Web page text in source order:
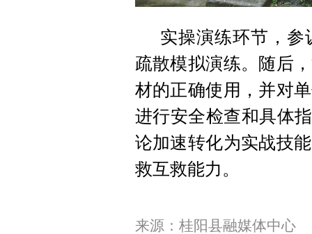
实操演练环节，
疏散模拟演练。随后
材的正确使用，并对
进行安全检查和具体
论加速转化为实战技
救互救能力。
来源：桂阳县融媒体中心